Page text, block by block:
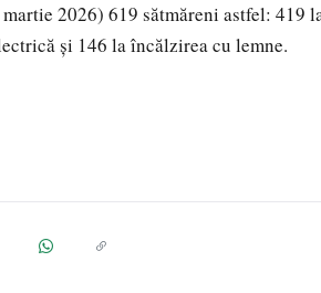
2026) 619 sătmăreni astfel: 419
și 146 la încălzirea cu lemne.